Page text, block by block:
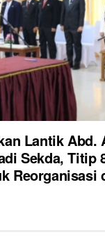
Lantik Abd.
Sekda, Titip
Reorganisasi